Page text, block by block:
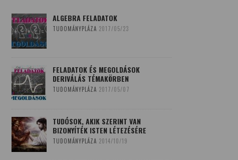
ALGEBRA FELADATOK
TUDOMÁNYPLÁZA 2017/05/23
FELADATOK ÉS MEGOLDÁSOK
DERIVÁLÁS TÉMAKÖRBEN
TUDOMÁNYPLÁZA 2017/05/07
TUDÓSOK, AKIK SZERINT VAN
BIZONYÍTÉK ISTEN LÉTEZÉSÉRE
TUDOMÁNYPLÁZA 2014/10/19